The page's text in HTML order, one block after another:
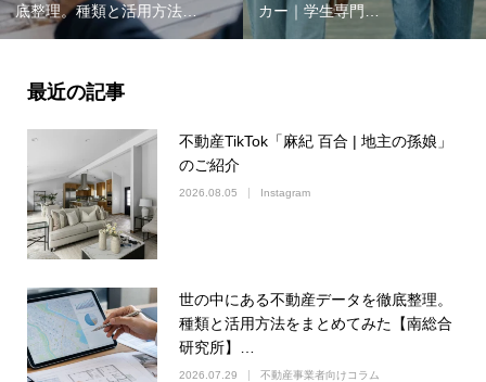
底整理。種類と活用方法…
カー｜学生専門…
最近の記事
不動産TikTok「麻紀 百合 | 地主の孫娘」
のご紹介
2026.08.05 Instagram
世の中にある不動産データを徹底整理。
種類と活用方法をまとめてみた【南総合
研究所】…
2026.07.29 不動産事業者向けコラム